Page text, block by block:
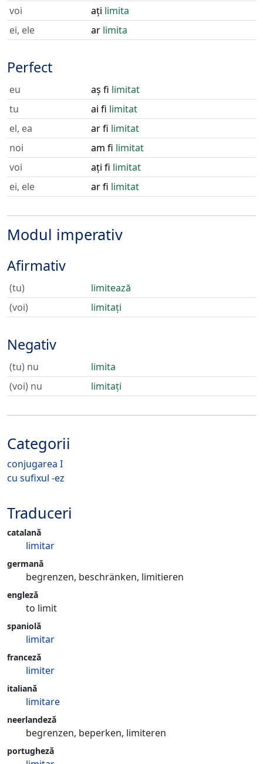
voi
ați limita
ei, ele
ar limita
Perfect
eu aș fi limitat
tu
ai fi limitat
el, ea
ar fi limitat
noi
am fi limitat
voi
ați fi limitat
ei, ele
ar fi limitat
Modul imperativ
Afirmativ
(tu)
limitează
(voi)
limitați
Negativ
(tu) nu
limita
(voi) nu
limitați
Categorii
conjugarea I
cu sufixul -ez
Traduceri
catalană
limitar
germană
begrenzen, beschränken, limitieren
engleză
to limit
spaniolă
limitar
franceză
limiter
italiană
limitare
neerlandeză
begrenzen, beperken, limiteren
portugheză